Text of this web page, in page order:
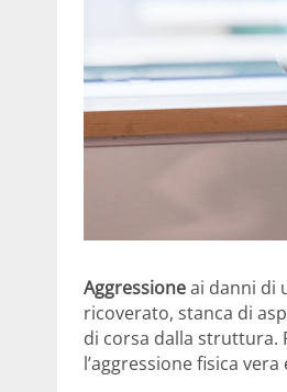
Aggressioneai danni di
ricoverato, stanca di
di corsa dalla struttura.
l’aggressione fisica